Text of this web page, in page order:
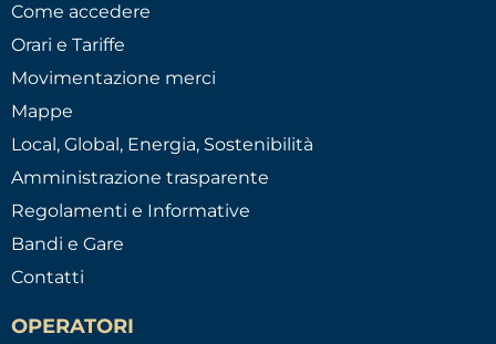
Come accedere
Orari e Tariffe
Movimentazione merci
Mappe
Local, Global, Energia, Sostenibilità
Amministrazione trasparente
Regolamenti e Informative
Bandi e Gare
Contatti
OPERATORI